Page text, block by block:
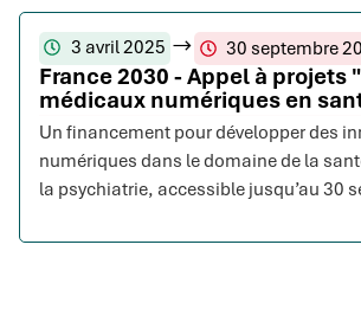
3 avril 2025 30 septembre
France 2030 - Appel à projets
médicaux numériques en
Un financement pour développer des
numériques dans le domaine de la
la psychiatrie, accessible jusqu’au 30